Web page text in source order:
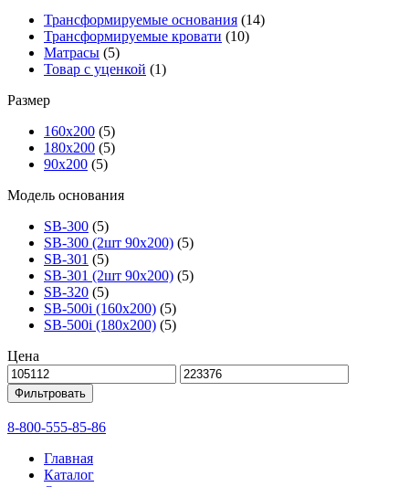
Трансформируемые основания (14)
Трансформируемые кровати (10)
Матрасы (5)
Товар с уценкой (1)
Размер
160х200 (5)
180х200 (5)
90х200 (5)
Модель основания
SB-300 (5)
SB-300 (2шт 90х200) (5)
SB-301 (5)
SB-301 (2шт 90х200) (5)
SB-320 (5)
SB-500i (160x200) (5)
SB-500i (180x200) (5)
Цена
Фильтровать
8-800-555-85-86
Главная
Каталог